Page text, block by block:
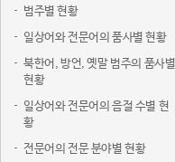
범주별 현황
일상어와 전문어의 품사별 현황
북한어, 방언, 옛말 범주의 품사별
현황
일상어와 전문어의 음절 수별 현
황
전문어의 전문 분야별 현황